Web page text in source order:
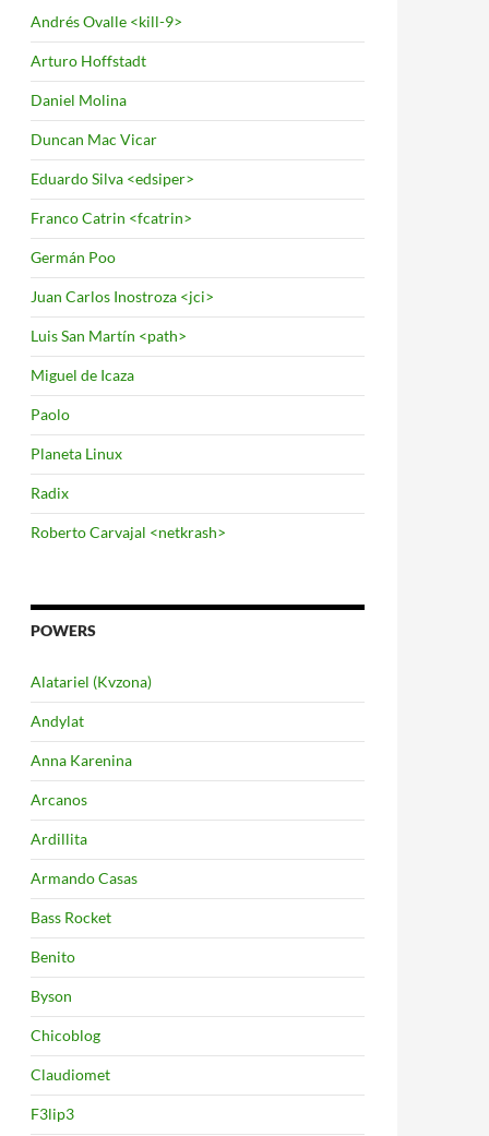
Andrés Ovalle <kill-9>
Arturo Hoffstadt
Daniel Molina
Duncan Mac Vicar
Eduardo Silva <edsiper>
Franco Catrin <fcatrin>
Germán Poo
Juan Carlos Inostroza <jci>
Luis San Martín <path>
Miguel de Icaza
Paolo
Planeta Linux
Radix
Roberto Carvajal <netkrash>
POWERS
Alatariel (Kvzona)
Andylat
Anna Karenina
Arcanos
Ardillita
Armando Casas
Bass Rocket
Benito
Byson
Chicoblog
Claudiomet
F3lip3